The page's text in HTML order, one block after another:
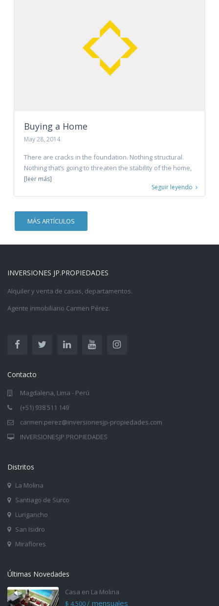
Buying a Home
May 28, 2014
There are cracks in the foundation. Nothing structural.
Nothing that’s going to threaten the stability of the home,
[leer más]
Seguir leyendo
MÁS ARTÍCULOS
INVERSIONES JP.PROPIEDADES
Alquiler y venta de casas, departamentos.
Agente inmobiliario Carmen Pérez.
Contacto
Magdalena, Lima - Perú
(+51) 938 511 149
carmen.perez@inversionesjp-propiedades.com
INVERSIONESJP.PROPIEDADES
Distritos
La Molina
Santiago de Surco
Lurigancho
San Isidro
Miraflores
Últimas Novedades
Casa en La Molina
$ 4,500/ mensuales